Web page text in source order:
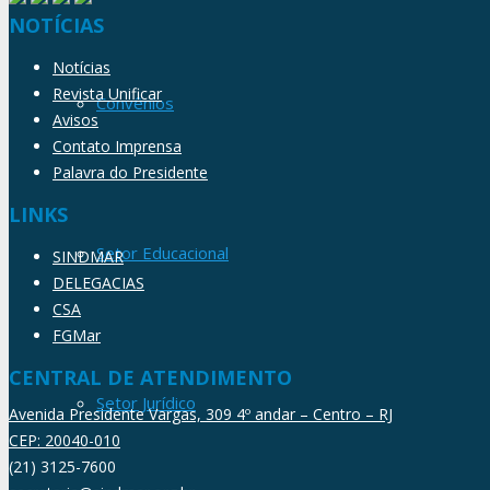
Convênios
Setor Educacional
Setor Jurídico
NOTÍCIAS
Notícias
Revista Unificar
Avisos
Contato Imprensa
Palavra do Presidente
LINKS
SINDMAR
DELEGACIAS
CSA
FGMar
CENTRAL DE ATENDIMENTO
Avenida Presidente Vargas, 309 4º andar – Centro – RJ
CEP: 20040-010
(21) 3125-7600